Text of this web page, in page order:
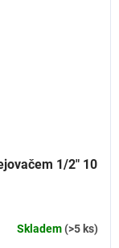
1/2" 10
Skladem(>5 ks)